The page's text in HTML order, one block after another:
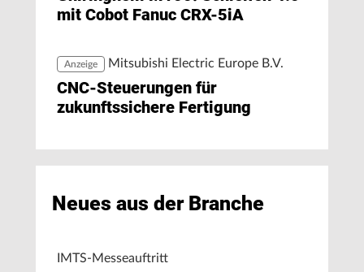
mit Cobot Fanuc CRX-5iA
Anzeige Mitsubishi Electric Europe B.V.
CNC-Steuerungen für
zukunftssichere Fertigung
Neues aus der Branche
IMTS-Messeauftritt